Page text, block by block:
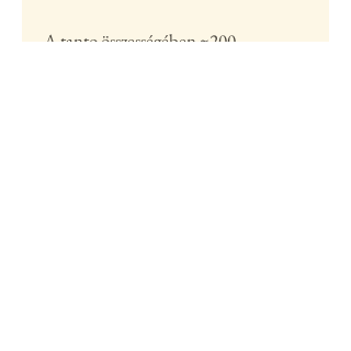
A tanto összességében ~200